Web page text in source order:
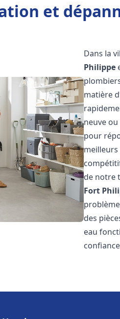
et
Dans la
Philippe
matière
neuve
pour
de notre
Fort
des
eau